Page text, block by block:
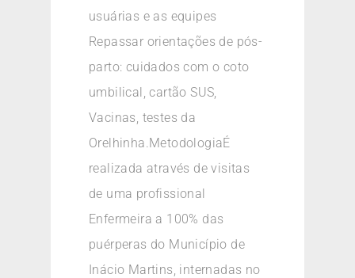
usuárias e as equipes
Repassar orientações de pós-
parto: cuidados com o coto
umbilical, cartão SUS,
Vacinas, testes da
Orelhinha.MetodologiaÉ
realizada através de visitas
de uma profissional
Enfermeira a 100% das
puérperas do Município de
Inácio Martins, internadas no